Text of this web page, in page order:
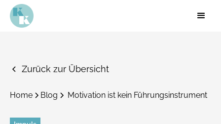
Zurück zur Übersicht
Home Blog Motivation ist kein Führungsinstrument